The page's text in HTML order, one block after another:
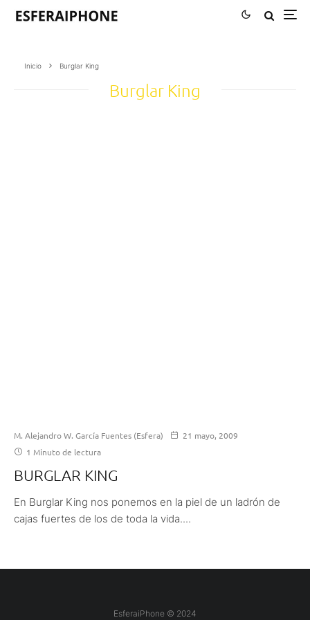
Inicio Burglar King
Burglar King
M. Alejandro W. García Fuentes (Esfera)
21 mayo, 2009
1 Minuto de lectura
BURGLAR KING
En Burglar King nos ponemos en la piel de un ladrón de
cajas fuertes de los de toda la vida....
EsferaiPhone © 2024